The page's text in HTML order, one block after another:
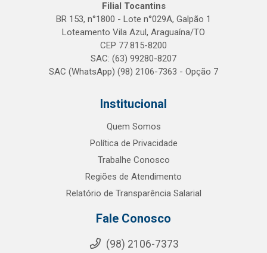
Filial Tocantins
BR 153, n°1800 - Lote n°029A, Galpão 1
Loteamento Vila Azul, Araguaína/TO
CEP 77.815-8200
SAC: (63) 99280-8207
SAC (WhatsApp) (98) 2106-7363 - Opção 7
Institucional
Quem Somos
Política de Privacidade
Trabalhe Conosco
Regiões de Atendimento
Relatório de Transparência Salarial
Fale Conosco
(98) 2106-7373